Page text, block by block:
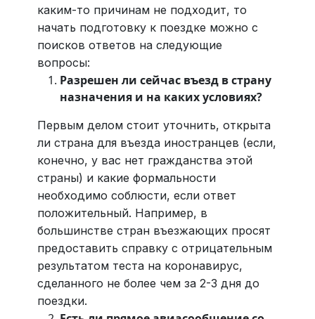
каким-то причинам не подходит, то
начать подготовку к поездке можно с
поисков ответов на следующие
вопросы:
Разрешен ли сейчас въезд в страну
назначения и на каких условиях?
Первым делом стоит уточнить, открыта
ли страна для въезда иностранцев (если,
конечно, у вас нет гражданства этой
страны) и какие формальности
необходимо соблюсти, если ответ
положительный. Например, в
большинстве стран въезжающих просят
предоставить справку с отрицательным
результатом теста на коронавирус,
сделанного не более чем за 2-3 дня до
поездки.